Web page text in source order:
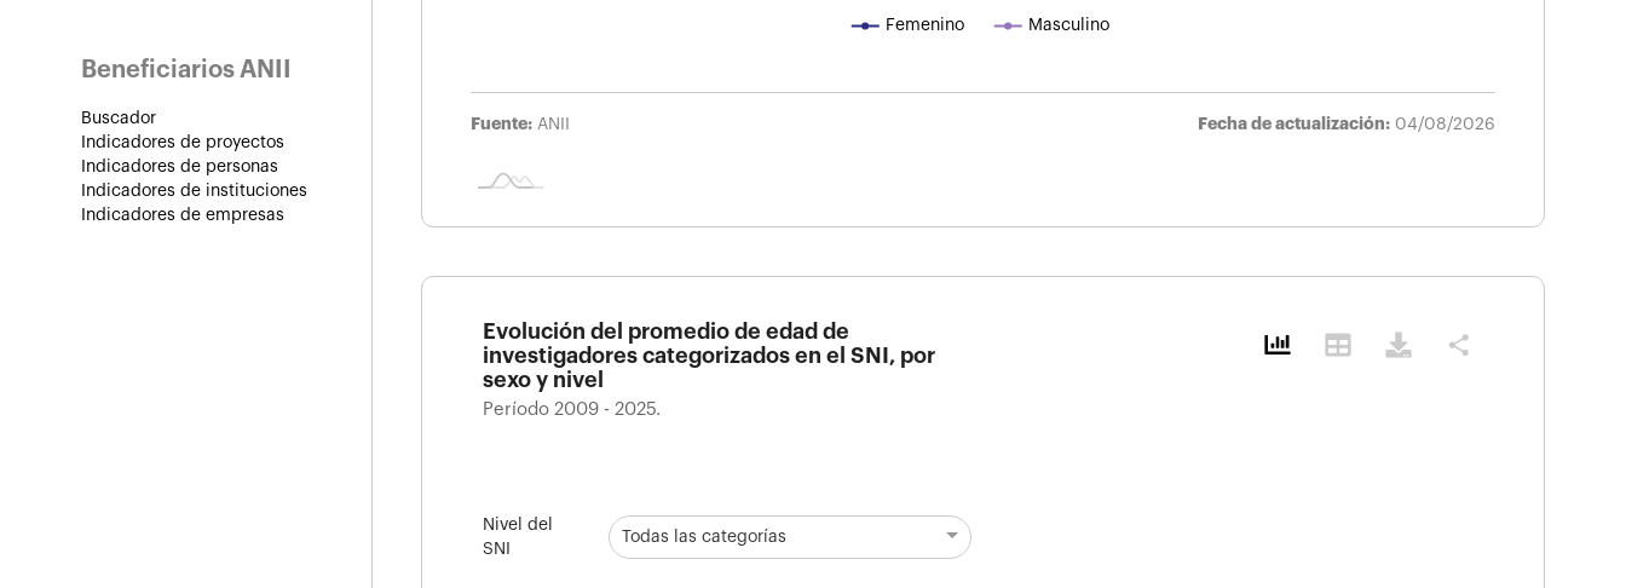
Beneficiarios ANII
Buscador
Indicadores de proyectos
Indicadores de personas
Indicadores de instituciones
Indicadores de empresas
Femenino Masculino
Fuente: ANII Fecha de actualización: 04/08/2026
Evolución del promedio de edad de
investigadores categorizados en el SNI, por
sexo y nivel
Período 2009 - 2025.
share
Nivel del
SNI
Todas las categorías